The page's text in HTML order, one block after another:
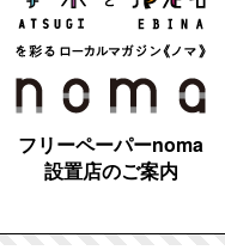
フリーペーパーnoma
設置店のご案内